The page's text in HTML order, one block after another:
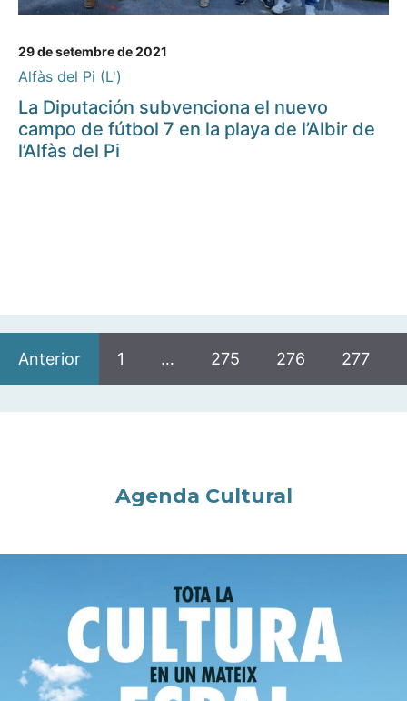
29 de setembre de 2021
Alfàs del Pi (L')
La Diputación subvenciona el nuevo
campo de fútbol 7 en la playa de l’Albir de
l’Alfàs del Pi
Anterior 1 … 275 276 277
Agenda Cultural